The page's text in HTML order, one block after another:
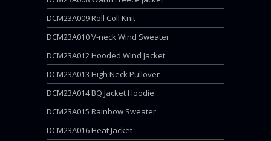
DCM23A009 Roll Coll Knit
DCM23A010 V-neck Wind Sweater
DCM23A012 Hooded Wind Jacket
DCM23A013 High Neck Pullover
DCM23A014 BQ Jacket Hoodie
DCM23A015 Rainbow Sweater
DCM23A016 Heat Jacket